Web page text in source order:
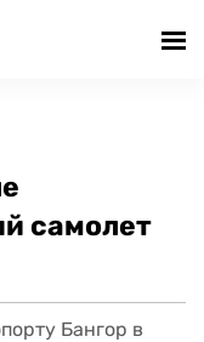
самолет
Бангор в